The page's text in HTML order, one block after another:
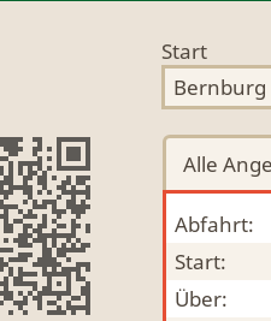
Start
Alle
Abfahrt:
Start:
Über: